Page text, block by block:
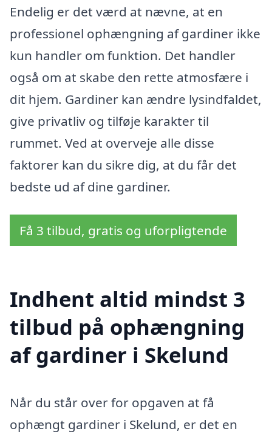
Endelig er det værd at nævne, at en
professionel ophængning af gardiner ikke
kun handler om funktion. Det handler
også om at skabe den rette atmosfære i
dit hjem. Gardiner kan ændre lysindfaldet,
give privatliv og tilføje karakter til
rummet. Ved at overveje alle disse
faktorer kan du sikre dig, at du får det
bedste ud af dine gardiner.
Få 3 tilbud, gratis og uforpligtende
Indhent altid mindst 3
tilbud på ophængning
af gardiner i Skelund
Når du står over for opgaven at få
ophængt gardiner i Skelund, er det en